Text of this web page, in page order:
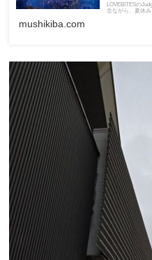
LOVEBITESの
念ながら、夏休み
mushikiba.com